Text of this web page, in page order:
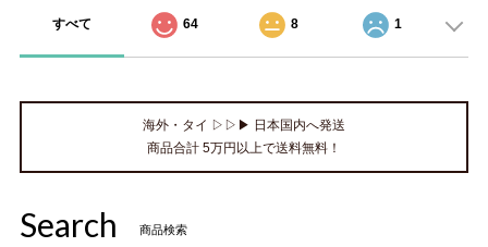
すべて 64 8 1
海外・タイ ▷▷▶ 日本国内へ発送
商品合計 5万円以上で送料無料！
Search 商品検索